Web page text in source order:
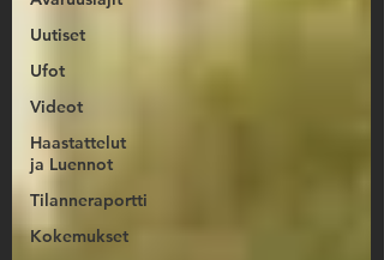
Uutiset
Ufot
Videot
Haastattelut
ja Luennot
Tilanneraportti
Kokemukset